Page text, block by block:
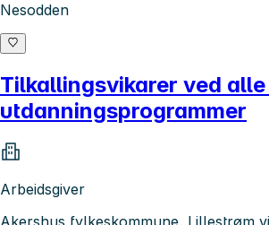
Nesodden
Tilkallingsvikarer ved
utdanningsprogrammer
Arbeidsgiver